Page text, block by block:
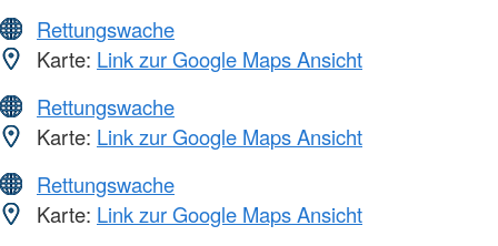
Rettungswache
Karte: Link zur Google Maps Ansicht
Rettungswache
Karte: Link zur Google Maps Ansicht
Rettungswache
Karte: Link zur Google Maps Ansicht